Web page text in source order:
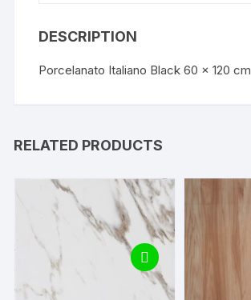
DESCRIPTION
Porcelanato Italiano Black 60 x 120 cm
RELATED PRODUCTS